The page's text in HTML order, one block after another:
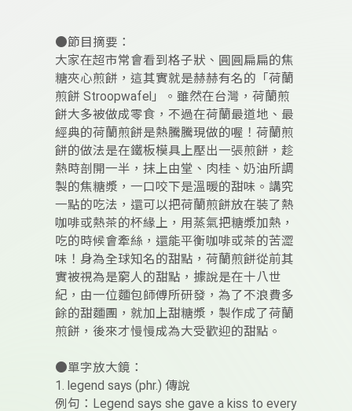
●節目摘要：
大家在超市常會看到格子狀、圓圓扁扁的焦
糖夾心煎餅，這其實就是赫赫有名的「荷蘭
煎餅 Stroopwafel」。雖然在台灣，荷蘭煎
餅大多被做成零食，不過在荷蘭最道地、最
經典的荷蘭煎餅是熱騰騰現做的喔！荷蘭煎
餅的做法是在鐵板模具上壓出一張煎餅，趁
熱時剖開一半，抹上由堂、肉桂、奶油所調
製的焦糖漿，一口咬下是溫暖的甜味。講究
一點的吃法，還可以把荷蘭煎餅放在裝了熱
咖啡或熱茶的杯緣上，用蒸氣把糖漿加熱，
吃的時候會牽絲，還能平衡咖啡或茶的苦澀
味！身為全球知名的甜點，荷蘭煎餅從前其
實被視為是窮人的甜點，據說是在十八世
紀，由一位麵包師傅所研發，為了不浪費多
餘的甜麵團，就加上甜糖漿，製作成了荷蘭
煎餅，後來才慢慢成為大受歡迎的甜點。
●單字放大鏡：
1. legend says (phr.) 傳說
例句：Legend says she gave a kiss to every